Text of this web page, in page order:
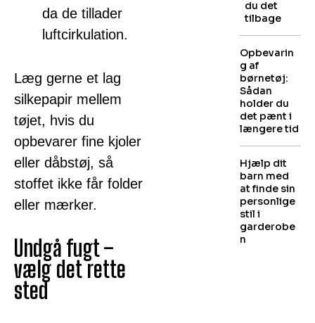
da de tillader
luftcirkulation.
Læg gerne et lag
silkepapir mellem
tøjet, hvis du
opbevarer fine kjoler
eller dåbstøj, så
stoffet ikke får folder
eller mærker.
Undgå fugt –
vælg det rette
sted
du det
tilbage
Opbevarin
g af
børnetøj:
Sådan
holder du
det pænt i
længere tid
Hjælp dit
barn med
at finde sin
personlige
stil i
garderobe
n